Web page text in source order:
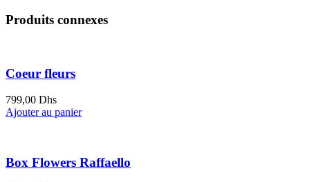
Produits connexes
Coeur fleurs
799,00 Dhs
Ajouter au panier
Box Flowers Raffaello